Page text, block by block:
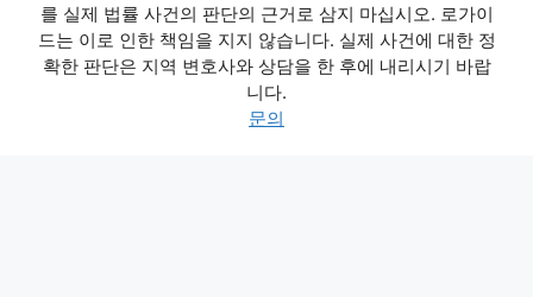
를 실제 법률 사건의 판단의 근거로 삼지 마십시오. 로가이
드는 이로 인한 책임을 지지 않습니다. 실제 사건에 대한 정
확한 판단은 지역 변호사와 상담을 한 후에 내리시기 바랍
니다.
문의